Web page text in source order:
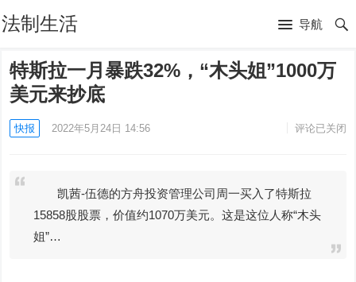
法制生活 导航
特斯拉一月暴跌32%，“木头姐”1000万
美元来抄底
快报 2022年5月24日 14:56 评论已关闭
凯茜-伍德的方舟投资管理公司周一买入了特斯拉
15858股股票，价值约1070万美元。这是这位人称“木头
姐”…